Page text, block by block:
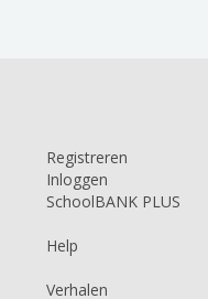
Registreren
Inloggen
SchoolBANK PLUS
Help
Verhalen